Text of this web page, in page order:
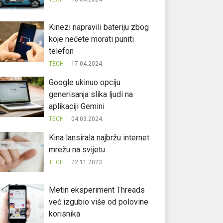
Kinezi napravili bateriju zbog
koje nećete morati puniti
telefon
TECH 17.04.2024.
Google ukinuo opciju
generisanja slika ljudi na
aplikaciji Gemini
TECH 04.03.2024.
Kina lansirala najbržu internet
mrežu na svijetu
TECH 22.11.2023.
Metin eksperiment Threads
već izgubio više od polovine
korisnika